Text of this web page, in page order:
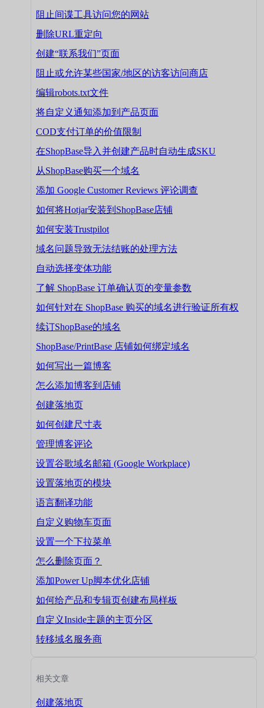
阻止间谍工具访问您的网站
删除URL重定向
创建“联系我们”页面
阻止或允许某些国家/地区的访客访问商店
编辑robots.txt文件
将自定义通知添加到产品页面
COD支付订单的价值限制
在ShopBase导入并创建产品时自动生成SKU
从ShopBase购买一个域名
添加 Google Customer Reviews 评论调查
如何将Hotjar安装到ShopBase店铺
如何安装Trustpilot
域名问题导致无法结账的处理方法
自动选择变体功能
了解 ShopBase 订单确认页的变量参数
如何针对在 ShopBase 购买的域名进行验证所有权
续订ShopBase的域名
ShopBase/PrintBase 店铺如何绑定域名
如何写出一篇博客
怎么添加博客到店铺
创建落地页
如何创建尺寸表
管理博客评论
设置谷歌域名邮箱 (Google Workplace)
设置落地页的模块
语言翻译功能
自定义购物车页面
设置一个下拉菜单
怎么删除页面？
添加Power Up脚本优化店铺
如何给产品和专辑页创建布局样板
自定义Inside主题的主页分区
转移域名服务商
相关文章
创建落地页